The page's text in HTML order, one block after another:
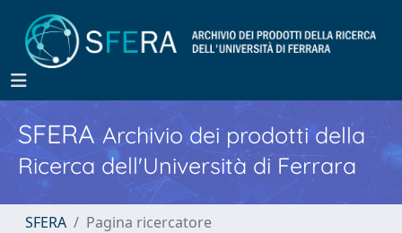
SFERA Archivio dei prodotti della
Ricerca dell'Università di Ferrara
SFERA Pagina ricercatore